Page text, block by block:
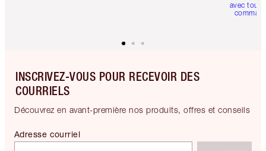
avec
INSCRIVEZ-VOUS POUR RECEVOIR DES
COURRIELS
Découvrez en avant-première nos produits, offres et conseils
Adresse courriel